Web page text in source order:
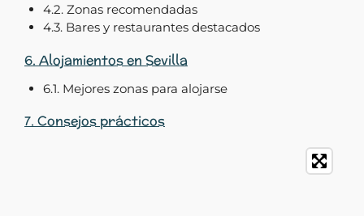
4.2. Zonas recomendadas
4.3. Bares y restaurantes destacados
6. Alojamientos en Sevilla
6.1. Mejores zonas para alojarse
7. Consejos prácticos